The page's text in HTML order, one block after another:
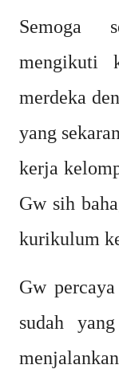
Semoga
mengikuti
merdeka
yang
kerja
Gw sih
kurikulum
Gw
sudah